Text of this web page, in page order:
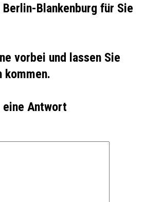
Blankenburg für Sie
vorbei und lassen Sie
kommen.
Antwort